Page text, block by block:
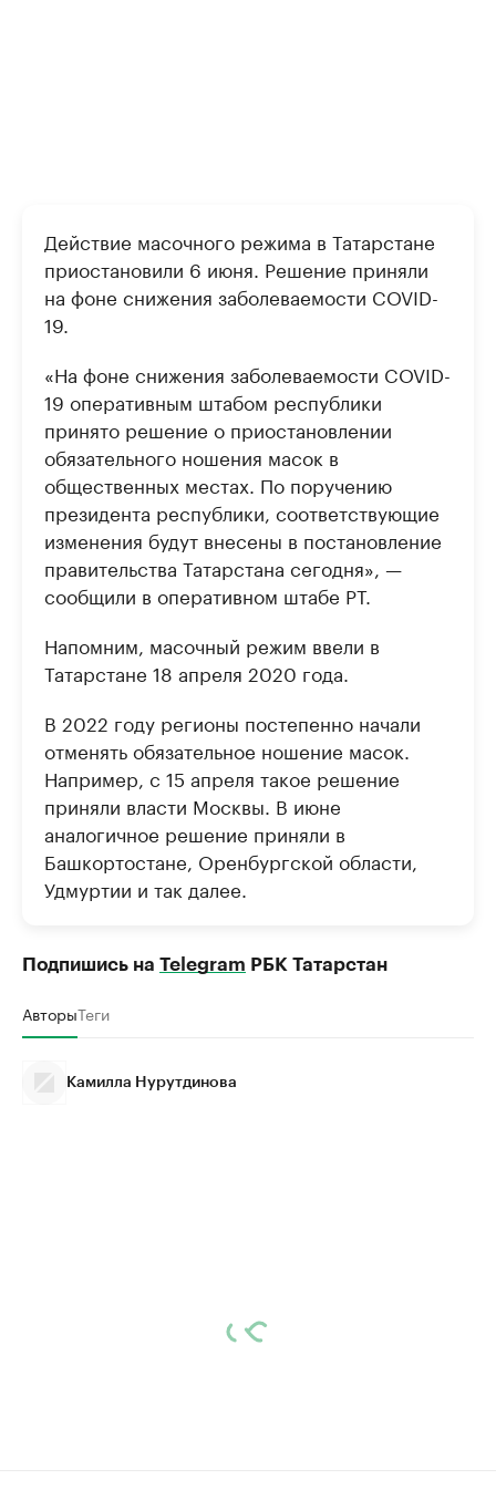
Действие масочного режима в Татарстане
приостановили 6 июня. Решение приняли
на фоне снижения заболеваемости COVID-
19.
«На фоне снижения заболеваемости COVID-
19 оперативным штабом республики
принято решение о приостановлении
обязательного ношения масок в
общественных местах. По поручению
президента республики, соответствующие
изменения будут внесены в постановление
правительства Татарстана сегодня», —
сообщили в оперативном штабе РТ.
Напомним, масочный режим ввели в
Татарстане 18 апреля 2020 года.
В 2022 году регионы постепенно начали
отменять обязательное ношение масок.
Например, с 15 апреля такое решение
приняли власти Москвы. В июне
аналогичное решение приняли в
Башкортостане, Оренбургской области,
Удмуртии и так далее.
Подпишись на Telegram РБК Татарстан
АвторыТеги
Камилла Нурутдинова